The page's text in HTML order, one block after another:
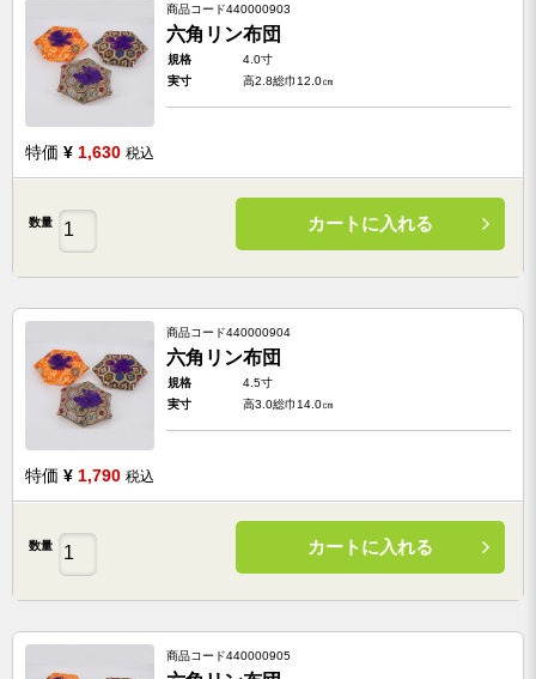
商品コード440000903
六角リン布団
規格
4.0寸
実寸
高2.8総巾12.0㎝
特価 ¥ 1,630 税込
数量 カートに入れる
商品コード440000904
六角リン布団
規格
4.5寸
実寸
高3.0総巾14.0㎝
特価 ¥ 1,790 税込
数量 カートに入れる
商品コード440000905